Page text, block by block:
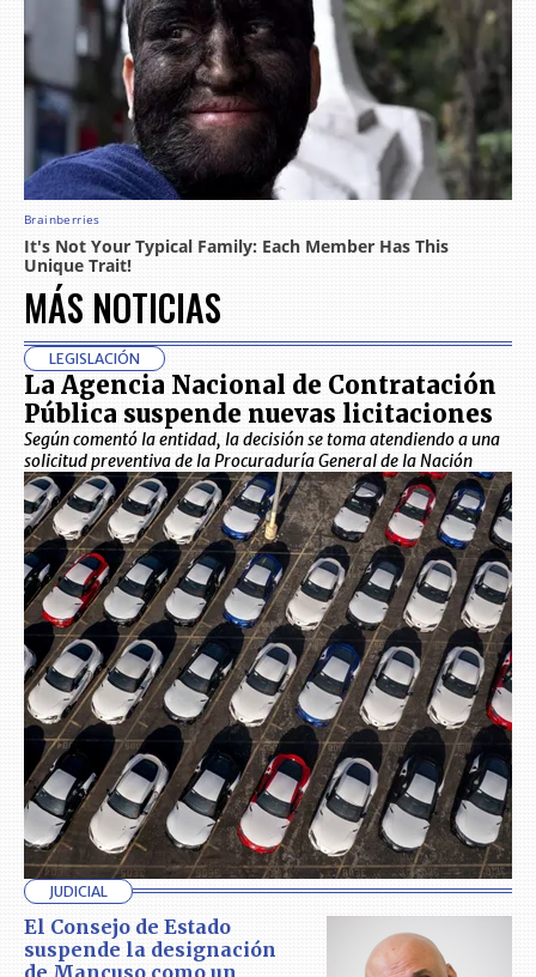
MÁS NOTICIAS
LEGISLACIÓN
La Agencia Nacional de Contratación
Pública suspende nuevas licitaciones
Según comentó la entidad, la decisión se toma atendiendo a una
solicitud preventiva de la Procuraduría General de la Nación
JUDICIAL
El Consejo de Estado
suspende la designación
de Mancuso como un